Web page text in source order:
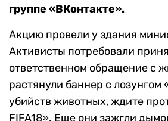
группе «ВКонтакте».
Акцию провели у здания
Активисты потребовали
ответственном обращение с
растянули баннер с лозунгом
убийств животных, ждите
FIFA18». Еще они зажгли